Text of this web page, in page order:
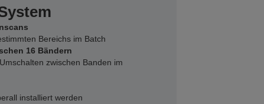
Bereichs im Batch
16 Bändern
zwischen Banden im
installiert werden